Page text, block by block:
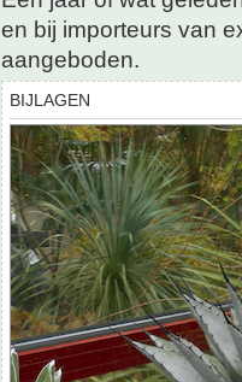
en bij importeurs van
aangeboden.
BIJLAGEN